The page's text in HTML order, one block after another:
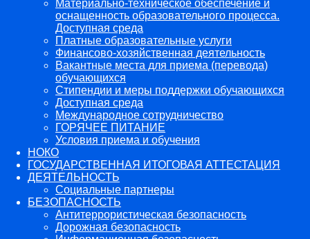
Материально-техническое обеспечение и
оснащенность образовательного процесса.
Доступная среда
Платные образовательные услуги
Финансово-хозяйственная деятельность
Вакантные места для приема (перевода)
обучающихся
Стипендии и меры поддержки обучающихся
Доступная среда
Международное сотрудничество
ГОРЯЧЕЕ ПИТАНИЕ
Условия приема и обучения
НОКО
ГОСУДАРСТВЕННАЯ ИТОГОВАЯ АТТЕСТАЦИЯ
ДЕЯТЕЛЬНОСТЬ
Социальные партнеры
БЕЗОПАСНОСТЬ
Антитеррористическая безопасность
Дорожная безопасность